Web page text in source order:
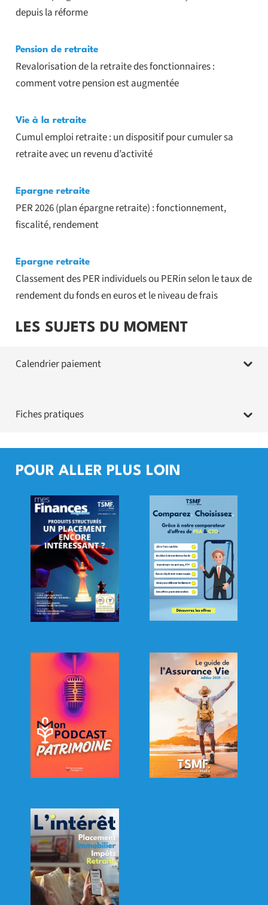
depuis la réforme
Pension de retraite
Revalorisation de la retraite des fonctionnaires :
comment votre pension est augmentée
Vie à la retraite
Cumul emploi retraite : un dispositif pour cumuler sa
retraite avec un revenu d’activité
Epargne retraite
PER 2026 (plan épargne retraite) : fonctionnement,
fiscalité, rendement
Epargne retraite
Classement des PER individuels ou PERin selon le taux de
rendement du fonds en euros et le niveau de frais
LES SUJETS DU MOMENT
Calendrier paiement
Fiches pratiques
POUR ALLER PLUS LOIN